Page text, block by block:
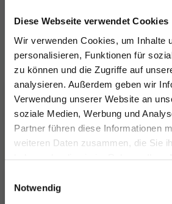
Diese Webseite verwendet Cookies
Wir verwenden Cookies, um Inhalte
personalisieren, Funktionen für
zu können und die Zugriffe auf
analysieren. Außerdem geben wir
Verwendung unserer Website an
soziale Medien, Werbung und
Partner führen diese Informationen
weiteren Daten zusammen, die Sie
Notwendig